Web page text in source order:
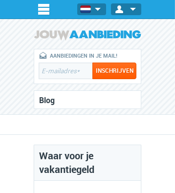
AANBIEDINGEN IN JE MAIL!
Blog
Waar voor je
vakantiegeld